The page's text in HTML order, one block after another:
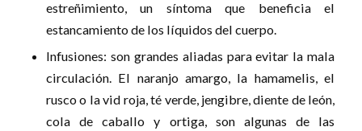
estreñimiento, un síntoma que beneficia el
estancamiento de los líquidos del cuerpo.
Infusiones: son grandes aliadas para evitar la mala
circulación. El naranjo amargo, la hamamelis, el
rusco o la vid roja, té verde, jengibre, diente de león,
cola de caballo y ortiga, son algunas de las